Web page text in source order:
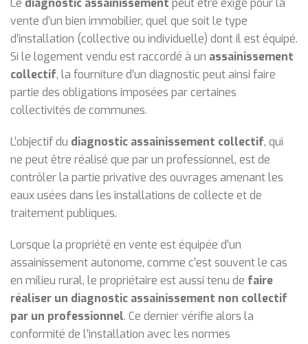
Le diagnostic assainissement peut être exigé pour la
vente d’un bien immobilier, quel que soit le type
d’installation (collective ou individuelle) dont il est équipé.
Si le logement vendu est raccordé à un assainissement
collectif, la fourniture d’un diagnostic peut ainsi faire
partie des obligations imposées par certaines
collectivités de communes.
L’objectif du diagnostic assainissement collectif, qui
ne peut être réalisé que par un professionnel, est de
contrôler la partie privative des ouvrages amenant les
eaux usées dans les installations de collecte et de
traitement publiques.
Lorsque la propriété en vente est équipée d’un
assainissement autonome, comme c’est souvent le cas
en milieu rural, le propriétaire est aussi tenu de faire
réaliser un diagnostic assainissement non collectif
par un professionnel. Ce dernier vérifie alors la
conformité de l’installation avec les normes